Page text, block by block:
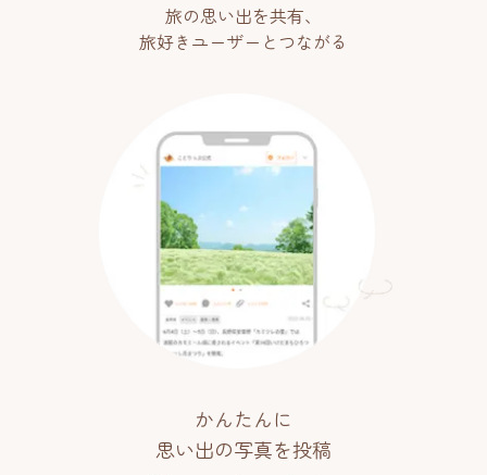
旅の思い出を共有、
旅好きユーザーとつながる
かんたんに
思い出の写真を投稿